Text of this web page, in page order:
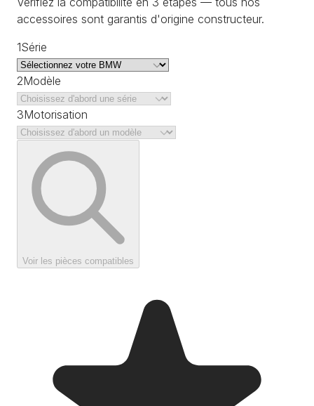
accessoires sont garantis d'origine constructeur.
1Série
2Modèle
3Motorisation
Voir les pièces compatibles